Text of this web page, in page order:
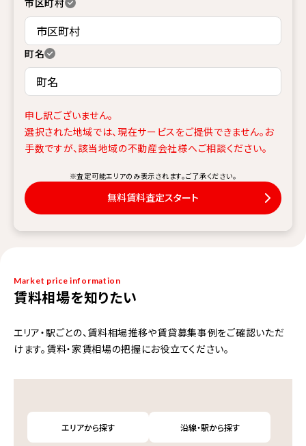
町名
申し訳ございません。
選択された地域では、現在サービスをご提供できません。 お
手数ですが、該当地域の不動産会社様へご相談ください。
※査定可能エリアのみ表示されます。ご了承ください。
無料賃料査定スタート
Market price information
賃料相場を知りたい
エリア・駅ごとの、賃料相場推移や賃貸募集事例をご確認いただ
けます。賃料・家賃相場の把握にお役立てください。
エリアから探す 沿線・駅から探す